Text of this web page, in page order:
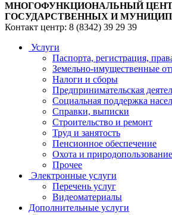
МНОГОФУНКЦИОНАЛЬНЫЙ
ГОСУДАРСТВЕННЫХ И
Контакт центр: 8 (8342) 39 29 39
Услуги
Паспорта, регистрация,
Земельно-имущественные
Налоги и сборы
Предпринимательская
Социальная поддержка
Справки, выписки
Строительство и ремонт
Труд и занятость
Пенсионное обеспечение
Охота и природопользование
Прочее
Электронные услуги
Перечень услуг
Видеоматериалы
Дополнительные услуги